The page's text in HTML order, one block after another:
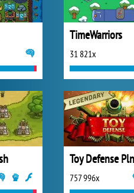
TimeWarriors
31 821x
757 996x